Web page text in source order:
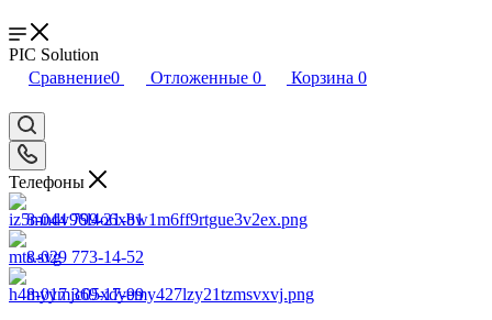
PIC Solution
Сравнение0 Отложенные 0 Корзина 0
Телефоны
8-044 799-21-81
8-029 773-14-52
8-017 369-17-99